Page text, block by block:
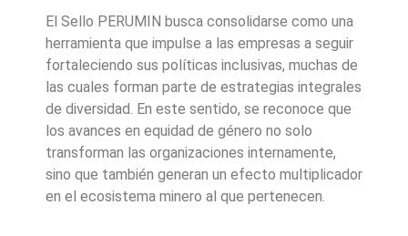
El Sello PERUMIN busca consolidarse como una
herramienta que impulse a las empresas a seguir
fortaleciendo sus políticas inclusivas, muchas de
las cuales forman parte de estrategias integrales
de diversidad. En este sentido, se reconoce que
los avances en equidad de género no solo
transforman las organizaciones internamente,
sino que también generan un efecto multiplicador
en el ecosistema minero al que pertenecen.